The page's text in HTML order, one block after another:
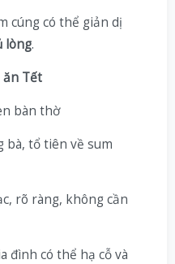
cúng có thể giản dị
lòng.
ăn Tết
bàn thờ
bà, tổ tiên về sum
rõ ràng, không cần
đình có thể hạ cỗ và